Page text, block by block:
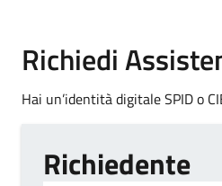
Richiedi
Hai un’identità digitale SPID o
Richiedente